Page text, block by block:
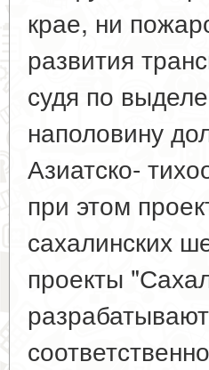
крае, ни
развития
судя по
наполовину
Азиатско-
при этом
сахалинских
проекты